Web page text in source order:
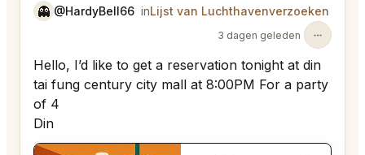
👻 @HardyBell66 inLijst van Luchthavenverzoeken
3 dagen geleden
Hello, I’d like to get a reservation tonight at din
tai fung century city mall at 8:00PM For a party
of 4
Din